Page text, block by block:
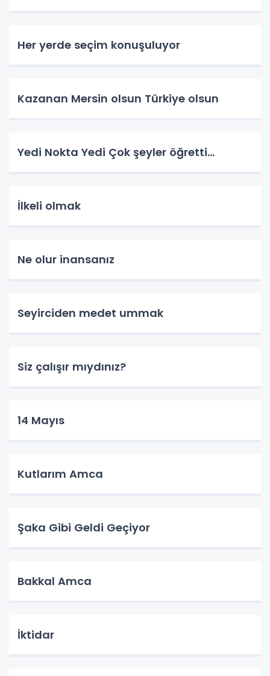
Her yerde seçim konuşuluyor
Kazanan Mersin olsun Türkiye olsun
Yedi Nokta Yedi Çok şeyler öğretti…
İlkeli olmak
Ne olur inansanız
Seyirciden medet ummak
Siz çalışır mıydınız?
14 Mayıs
Kutlarım Amca
Şaka Gibi Geldi Geçiyor
Bakkal Amca
İktidar